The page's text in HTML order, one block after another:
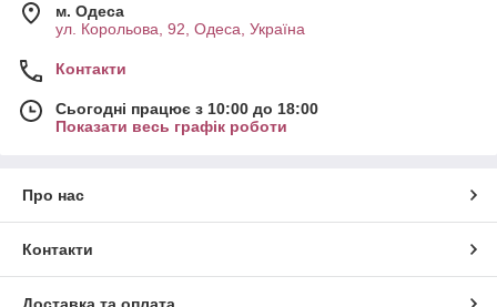
м. Одеса
ул. Корольова, 92, Одеса, Україна
Контакти
Сьогодні працює з 10:00 до 18:00
Показати весь графік роботи
Про нас
Контакти